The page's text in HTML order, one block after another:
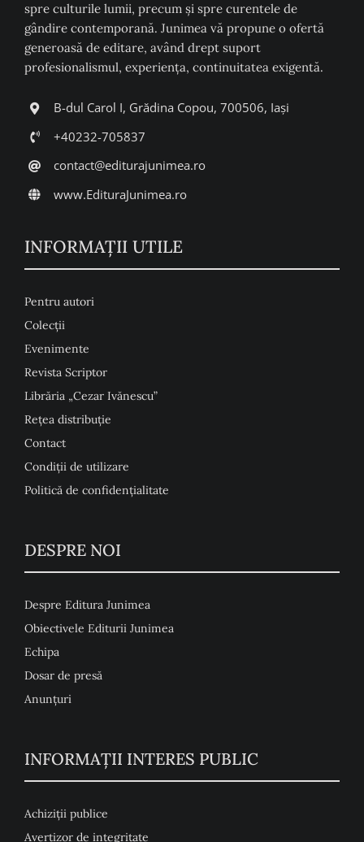
spre culturile lumii, precum şi spre curentele de
gândire contemporană. Junimea vă propune o ofertă
generoasă de editare, având drept suport
profesionalismul, experiența, continuitatea exigentă.
B-dul Carol I, Grădina Copou, 700506, Iași
+40232-705837
contact@editurajunimea.ro
www.EdituraJunimea.ro
INFORMAŢII UTILE
Pentru autori
Colecţii
Evenimente
Revista Scriptor
Librăria „Cezar Ivănescu”
Rețea distribuție
Contact
Condiţii de utilizare
Politică de confidențialitate
DESPRE NOI
Despre Editura Junimea
Obiectivele Editurii Junimea
Echipa
Dosar de presă
Anunţuri
INFORMAȚII INTERES PUBLIC
Achiziții publice
Avertizor de integritate